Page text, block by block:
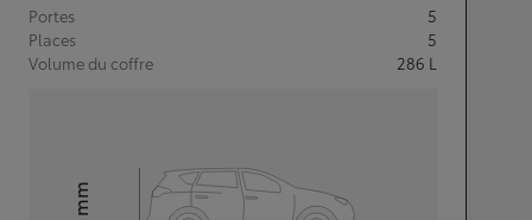
Portes
5
Places
5
Volume du coffre
286 L
mm